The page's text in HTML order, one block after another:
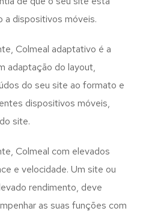
a dispositivos móveis.
Colmeal adaptativo é a
adaptação do layout,
do seu site ao formato e
dispositivos móveis,
site.
Colmeal com elevados
e velocidade. Um site ou
rendimento, deve
as suas funções com